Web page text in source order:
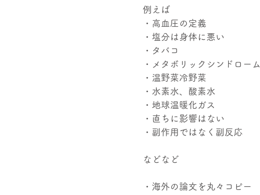
例えば
・高血圧の定義
・塩分は身体に悪い
・タバコ
・メタボリックシンドローム
・温野菜冷野菜
・水素水、酸素水
・地球温暖化ガス
・直ちに影響はない
・副作用ではなく副反応
などなど
・海外の論文を丸々コピー